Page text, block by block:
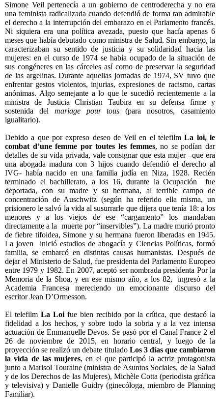
Simone Veil pertenecía a un gobierno de centroderecha y no era
una feminista radicalizada cuando defendió de forma tan admirable
el derecho a la interrupción del embarazo en el Parlamento francés.
Ni siquiera era una política avezada, puesto que hacía apenas 6
meses que había debutado como ministra de Salud. Sin embargo, la
caracterizaban su sentido de justicia y su solidaridad hacia las
mujeres: en el curso de 1974 se había ocupado de la situación de
sus congéneres en las cárceles así como de preservar la seguridad
de las argelinas. Durante aquellas jornadas de 1974, SV tuvo que
enfrentar gestos violentos, injurias, expresiones de racismo, cartas
anónimas. Algo semejante a lo que le sucedió recientemente a la
ministra de Justicia Christian Taubira en su defensa firme y
sostenida del mariage pour tous (para nosotros, casamiento
igualitario).
Debido a que por expreso deseo de Veil en el telefilmLa loi, le
combat d’une femme por toutes les femmes, no se podían dar
detalles de su vida privada, vale consignar que esta mujer –que era
una abogada madura con 3 hijos cuando defendió el derecho al
IVG- había nacido en una familia judía en Niza, 1928. Recién
terminado el bachillerato, a los 16, durante la Ocupación fue
deportada, con su madre y su hermana, al terrible campo de
concentración de Auschwitz (según ha referido ella misma, un
prisionero le salvó la vida al susurrarle que dijera que tenía 18: a los
menores y a los viejos de ese “cargamento” los mandaban
directamente a la muerte por “inservibles”). La madre murió pronto
de fiebre tifoidea, Simone y su hermana fueron liberadas en 1945.
La joven inició estudios de abogacía y Ciencias Políticas, formó
familia, se embarcó en distintas causas humanistas. Después de
dejar el Ministerio de Salud, fue presidenta del Parlamento Europeo
entre 1979 y 1982. En 2007, aceptó ser nombrada presidenta Por la
Memoria de la Shoa, y en ese mismo año, a los 82, ingresó a la
Academia Francesa mereciendo un emocionante discurso del
escritor Jean D’Ormesson.
El telefilm La Loifue bien recibido por la crítica, que destacó la
fidelidad a los hechos, y sobre todo la sobria y a la vez intensa
actuación de Emmanuelle Devos. Se pasó por el Canal France 2 el
26 de noviembre de 2015, en horario central, y luego de la
proyección se realizó un debate titulado Los 3 días que cambiaron
la vida de las mujeres, en el que participó la actriz protagonista
junto a Marisol Touraine (ministra de Asuntos Sociales, de la Salud
y de los Derechos de las Mujeres), Michèle Cotta (periodista gráfica
y televisiva) y Danielle Guidry (ginecóloga, miembro de Planning
Familiar).